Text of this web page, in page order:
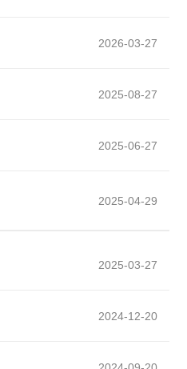
2026-03-27
2025-08-27
2025-06-27
2025-04-29
2025-03-27
2024-12-20